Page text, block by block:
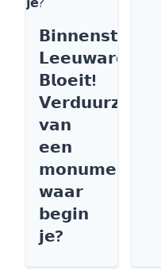
𝗕𝗶𝗻𝗻𝗲𝗻𝘀𝘁𝗮𝗱
𝗟𝗲𝗲𝘂𝘄𝗮𝗿𝗱𝗲𝗻
𝗕𝗹𝗼𝗲𝗶𝘁!
𝗩𝗲𝗿𝗱𝘂𝘂𝗿𝘇𝗮𝗺𝗲𝗻
𝘃𝗮𝗻
𝗲𝗲𝗻
𝗺𝗼𝗻𝘂𝗺𝗲𝗻𝘁
𝘄𝗮𝗮𝗿
𝗯𝗲𝗴𝗶𝗻
𝗷𝗲?